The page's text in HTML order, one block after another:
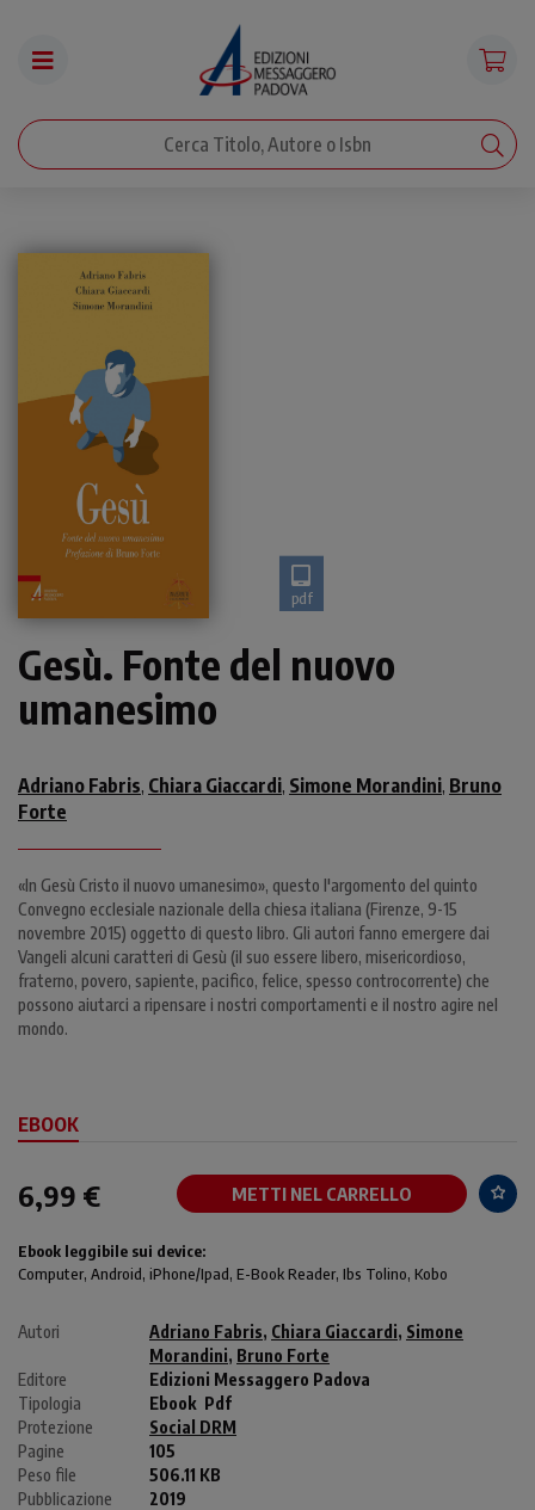
pdf
Gesù. Fonte del nuovo
umanesimo
Adriano Fabris, Chiara Giaccardi, Simone Morandini, Bruno
Forte
«In Gesù Cristo il nuovo umanesimo», questo l'argomento del quinto
Convegno ecclesiale nazionale della chiesa italiana (Firenze, 9-15
novembre 2015) oggetto di questo libro. Gli autori fanno emergere dai
Vangeli alcuni caratteri di Gesù (il suo essere libero, misericordioso,
fraterno, povero, sapiente, pacifico, felice, spesso controcorrente) che
possono aiutarci a ripensare i nostri comportamenti e il nostro agire nel
mondo.
EBOOK
6,99 € METTI NEL CARRELLO
Ebook leggibile sui device:
Computer, Android, iPhone/Ipad, E-Book Reader, Ibs Tolino, Kobo
Autori Adriano Fabris, Chiara Giaccardi, Simone
Morandini, Bruno Forte
Editore
Edizioni Messaggero Padova
Tipologia
Ebook Pdf
Protezione
Social DRM
Pagine
105
Peso file
506.11 KB
Pubblicazione
2019